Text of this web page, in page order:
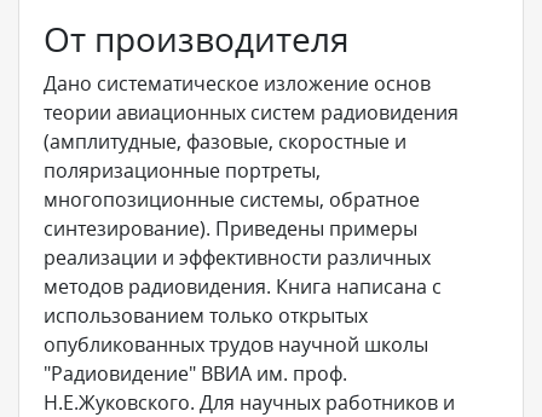
От производителя
Дано систематическое изложение основ
теории авиационных систем радиовидения
(амплитудные, фазовые, скоростные и
поляризационные портреты,
многопозиционные системы, обратное
синтезирование). Приведены примеры
реализации и эффективности различных
методов радиовидения. Книга написана с
использованием только открытых
опубликованных трудов научной школы
"Радиовидение" ВВИА им. проф.
Н.Е.Жуковского. Для научных работников и